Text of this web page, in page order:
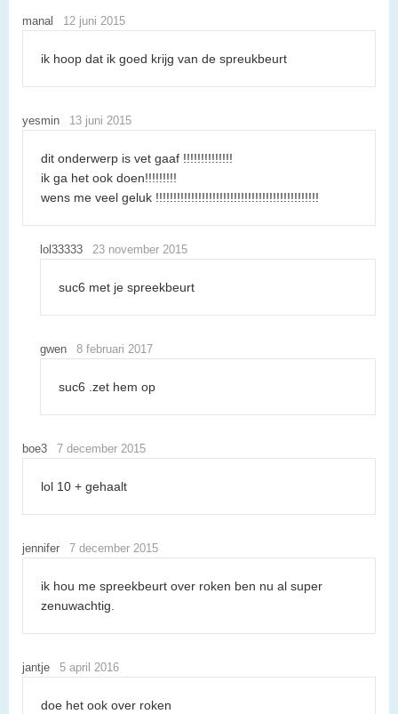
manal 12 juni 2015
ik hoop dat ik goed krijg van de spreukbeurt
yesmin 13 juni 2015
dit onderwerp is vet gaaf !!!!!!!!!!!!!!
ik ga het ook doen!!!!!!!!!
wens me veel geluk !!!!!!!!!!!!!!!!!!!!!!!!!!!!!!!!!!!!!!!!!!!!!!
lol33333 23 november 2015
suc6 met je spreekbeurt
gwen 8 februari 2017
suc6 .zet hem op
boe3 7 december 2015
lol 10 + gehaalt
jennifer 7 december 2015
ik hou me spreekbeurt over roken ben nu al super
zenuwachtig.
jantje 5 april 2016
doe het ook over roken